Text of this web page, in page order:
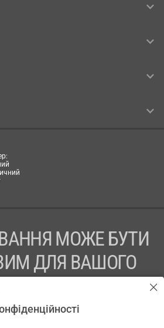
МОЖЕ БУТИ
ДЛЯ ВАШОГО
ПРЕПАРАТУ ПРОКОНСУЛЬТУЙТЕСЬ